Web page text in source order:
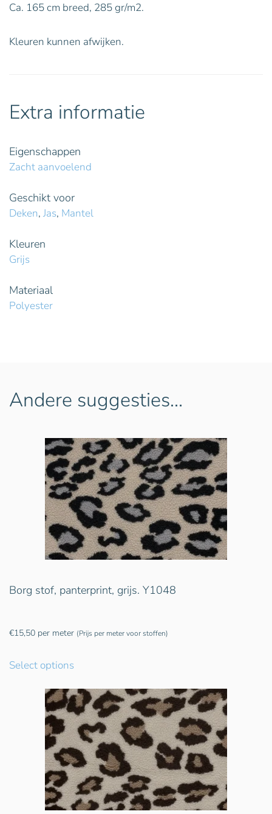
Ca. 165 cm breed, 285 gr/m2.
Kleuren kunnen afwijken.
Extra informatie
Eigenschappen
Zacht aanvoelend
Geschikt voor
Deken, Jas, Mantel
Kleuren
Grijs
Materiaal
Polyester
Andere suggesties…
Borg stof, panterprint, grijs. Y1048
€15,50 per meter (Prijs per meter voor stoffen)
Select options